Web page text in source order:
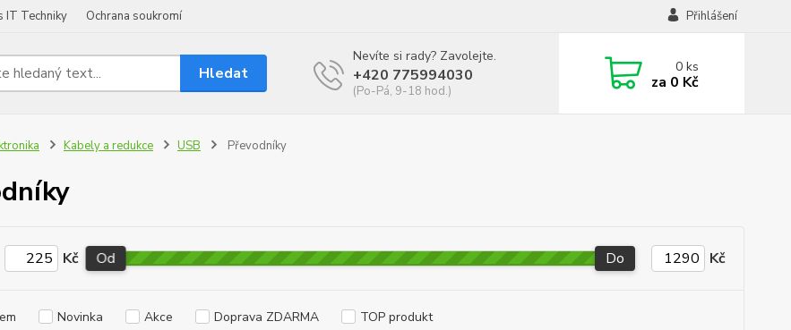
IT Techniky Ochrana soukromí Přihlášení
Hledat
Nevíte si rady? Zavolejte.
+420 775994030
(Po-Pá, 9-18 hod.)
0ks
za 0 Kč
Kabely a redukce USB Převodníky
Kč Od Do Kč
Novinka Akce Doprava ZDARMA TOP produkt